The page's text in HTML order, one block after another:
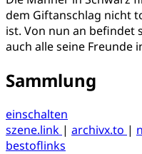
dem Giftanschlag nicht
ist. Von nun an befindet
auch alle seine Freunde
Sammlung
einschalten
szene.link | archivx.to |
bestoflinks